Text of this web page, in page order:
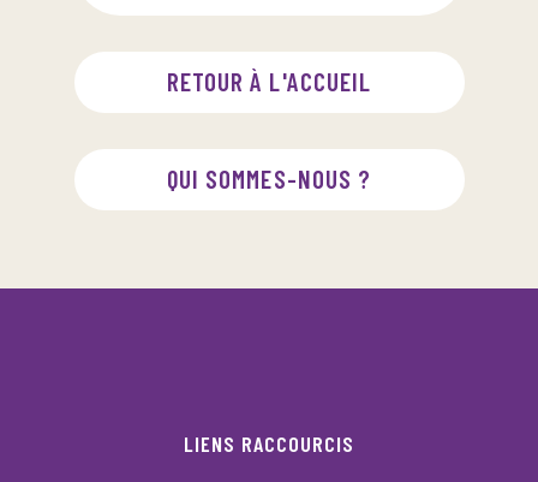
RETOUR À L'ACCUEIL
QUI SOMMES-NOUS ?
LIENS RACCOURCIS